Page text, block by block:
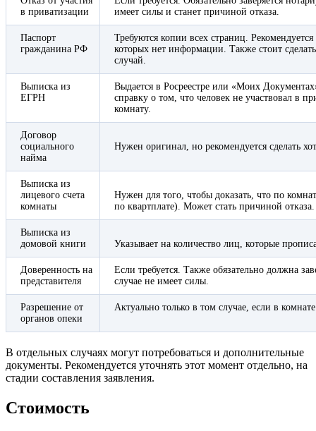
в приватизации
имеет силы и станет причиной отказа.
Паспорт
гражданина РФ
Требуются копии всех страниц.
которых нет информации. Также стоит
случай.
Выписка из
ЕГРН
Выдается в Росреестре или «Моих
справку о том, что человек не участвовал в
комнату.
Договор
социального
найма
Нужен оригинал, но рекомендуется сделать
Выписка из
лицевого счета
комнаты
Нужен для того, чтобы доказать, что по
по квартплате). Может стать причиной отказа.
Выписка из
домовой книги
Указывает на количество лиц, которые
Доверенность на
представителя
Если требуется. Также обязательно должна
случае не имеет силы.
Разрешение от
органов опеки
Актуально только в том случае, если в
В отдельных случаях могут потребоваться и дополнительные
документы. Рекомендуется уточнять этот момент отдельно, на
стадии составления заявления.
Стоимость